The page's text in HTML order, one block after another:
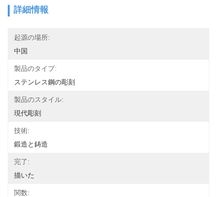
詳細情報
起源の場所:
中国
製品のタイプ:
ステンレス鋼の彫刻
製品のスタイル:
現代彫刻
技術:
鍛造と鋳造
完了:
描いた
関数: